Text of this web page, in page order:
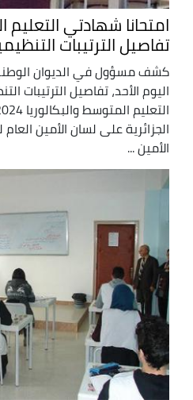
امتحانا شهادتي التعليم
تفاصيل الترتيبات
كشف مسؤول في الديوان الوطني
اليوم الأحد، تفاصيل الترتيبات
الجزائرية على لسان الأمين العام
الأمين ...